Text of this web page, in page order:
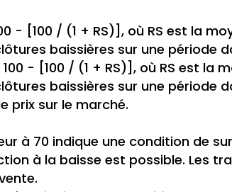
- [100 / (1 + RS)], où RS est la
baissières sur une période
100 - [100 / (1 + RS)], où RS est
baissières sur une période
prix sur le marché.
à 70 indique une condition de
à la baisse est possible. Les